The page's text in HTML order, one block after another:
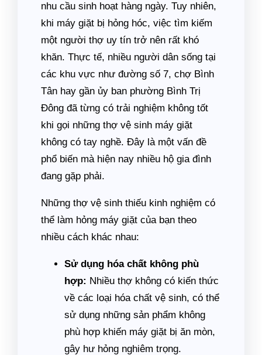
nhu cầu sinh hoạt hàng ngày. Tuy nhiên,
khi máy giặt bị hỏng hóc, việc tìm kiếm
một người thợ uy tín trở nên rất khó
khăn. Thực tế, nhiều người dân sống tại
các khu vực như đường số 7, chợ Bình
Tân hay gần ủy ban phường Bình Trị
Đông đã từng có trải nghiệm không tốt
khi gọi những thợ vệ sinh máy giặt
không có tay nghề. Đây là một vấn đề
phổ biến mà hiện nay nhiều hộ gia đình
đang gặp phải.
Những thợ vệ sinh thiếu kinh nghiệm có
thể làm hỏng máy giặt của bạn theo
nhiều cách khác nhau:
Sử dụng hóa chất không phù
hợp: Nhiều thợ không có kiến thức
về các loại hóa chất vệ sinh, có thể
sử dụng những sản phẩm không
phù hợp khiến máy giặt bị ăn mòn,
gây hư hỏng nghiêm trọng.